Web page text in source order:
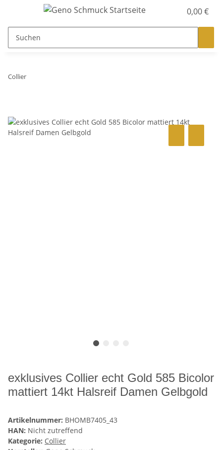
0,00 €
Collier
exklusives Collier echt Gold 585 Bicolor
mattiert 14kt Halsreif Damen Gelbgold
Artikelnummer: BHOMB7405_43
HAN: Nicht zutreffend
Kategorie: Collier